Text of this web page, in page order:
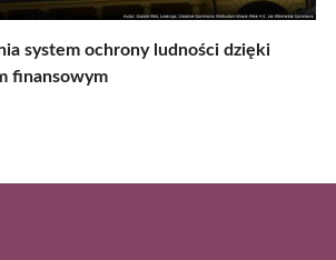
system ochrony ludności dzięki
finansowym